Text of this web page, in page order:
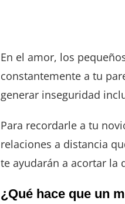
En el amor, los
constantemente a tu
generar inseguridad
Para recordarle a tu
relaciones a distancia
te ayudarán a acortar la
¿Qué hace que un